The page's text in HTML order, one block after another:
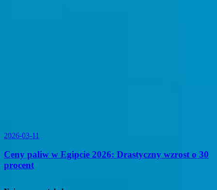
2026-03-11
Ceny paliw w Egipcie 2026: Drastyczny wzrost o 30
procent